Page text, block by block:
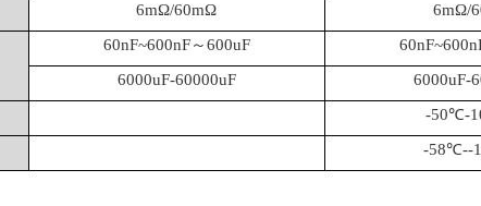
6mΩ/60mΩ
6mΩ/
60nF~600nF～600uF
6000uF-60000uF
6000uF-
-50℃-
-58℃--